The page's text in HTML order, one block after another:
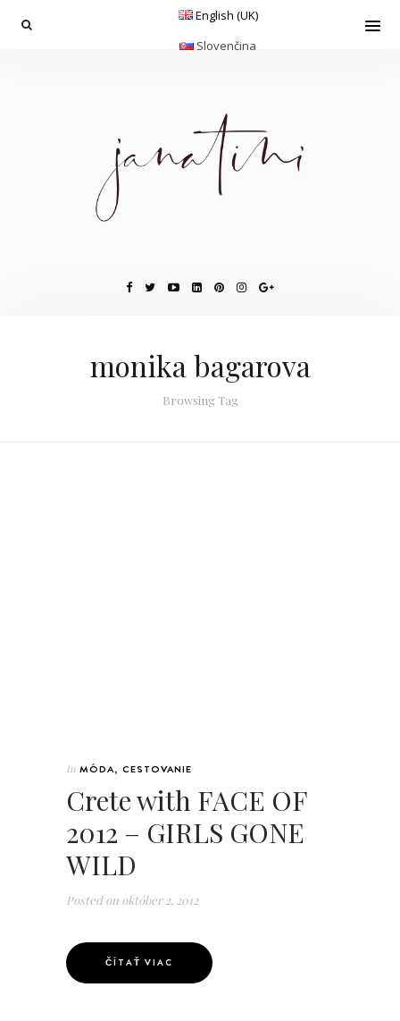
English (UK)
Slovenčina
monika bagarova
Browsing Tag
In MÓDA, CESTOVANIE
Crete with FACE OF
2012 – GIRLS GONE
WILD
Posted on október 2, 2012
ČÍTAŤ VIAC